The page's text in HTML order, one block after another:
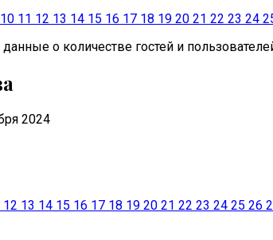
10 11 12 13 14 15 16 17 18 19 20 21 22 23 24
о количестве гостей и
2024
12 13 14 15 16 17 18 19 20 21 22 23 24 25 26